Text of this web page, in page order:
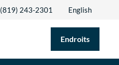
(819) 243-2301 English
Endroits